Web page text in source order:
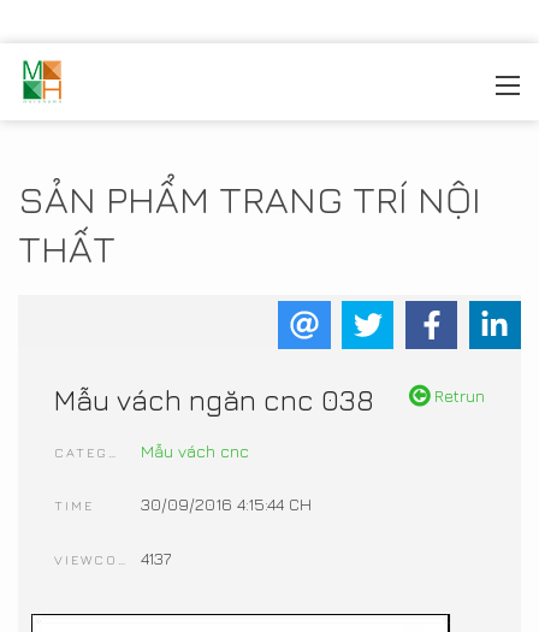
SẢN PHẨM TRANG TRÍ NỘI
THẤT
Retrun
Mẫu vách ngăn cnc 038
Mẫu vách cnc
TIME 30/09/2016 4:15:44 CH
4137